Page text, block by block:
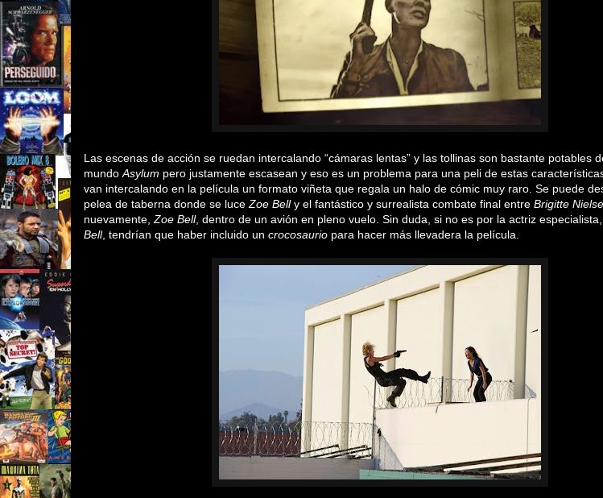
Las escenas de acción se ruedan intercalando “cámaras lentas” y las tollinas son bastante potables
mundo Asylum pero justamente escasean y eso es un problema para una peli de estas
van intercalando en la película un formato viñeta que regala un halo de cómic muy raro. Se puede
pelea de taberna donde se luce Zoe Belly el fantástico y surrealista combate final entre Brigitte
nuevamente, Zoe Bell, dentro de un avión en pleno vuelo. Sin duda, si no es por la actriz especialista,
Bell tendrían que haber incluido un crocosaurio para hacer más llevadera la película.